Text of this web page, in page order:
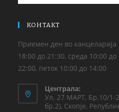
КОНТАКТ
Приемен ден во
18:00 до 21:30, среда 10:00
22:00, петок 10:00 до 14:00
Централа:
Ул. 27 МАРТ, Бр.10/1-
бр.2), Скопје,